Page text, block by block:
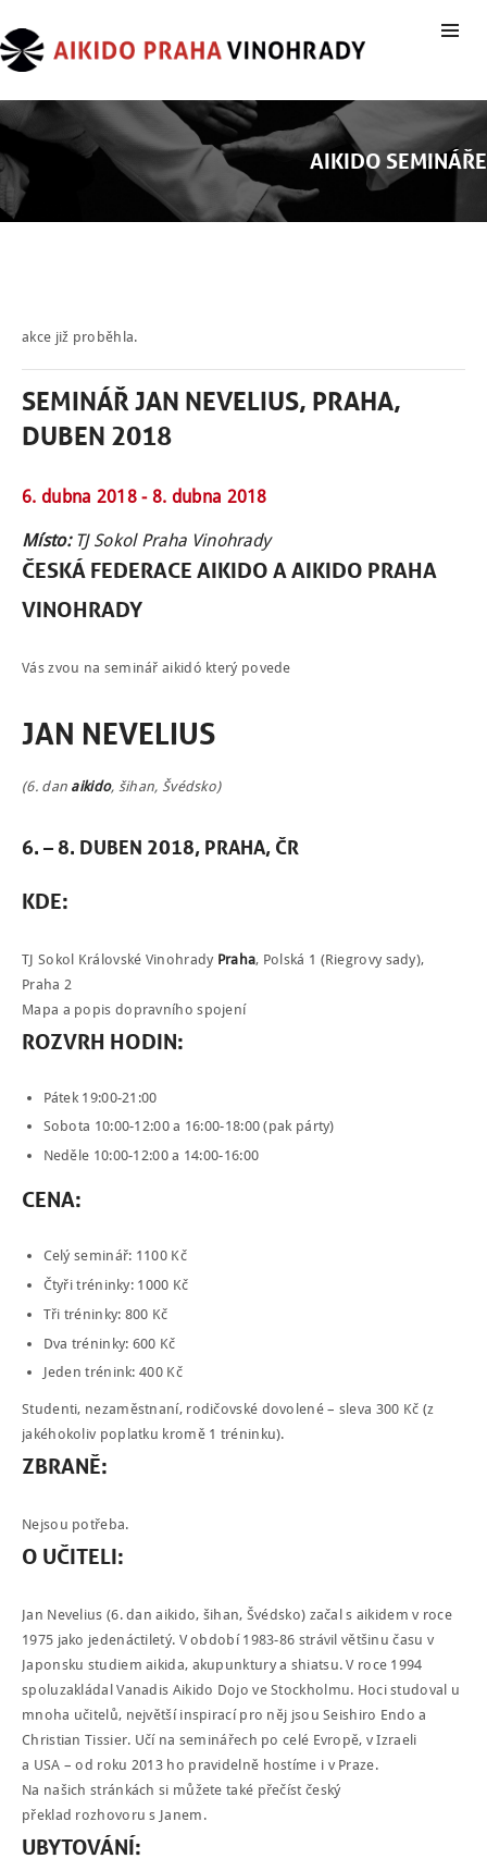
AIKIDO SEMINÁŘE
ROZVRH
SEMINÁŘE
PRO FIRMY
O NÁS
KONTAKT
akce již proběhla.
SEMINÁŘ JAN NEVELIUS, PRAHA,
DUBEN 2018
6. dubna 2018 - 8. dubna 2018
Místo: TJ Sokol Praha Vinohrady
ČESKÁ FEDERACE AIKIDO A AIKIDO PRAHA
VINOHRADY
Vás zvou na seminář aikidó který povede
JAN NEVELIUS
(6. dan aikido, šihan, Švédsko)
6. – 8. DUBEN 2018, PRAHA, ČR
KDE:
TJ Sokol Královské Vinohrady Praha, Polská 1 (Riegrovy sady),
Praha 2
Mapa a popis dopravního spojení
ROZVRH HODIN:
Pátek 19:00-21:00
Sobota 10:00-12:00 a 16:00-18:00 (pak párty)
Neděle 10:00-12:00 a 14:00-16:00
CENA:
Celý seminář: 1100 Kč
Čtyři tréninky: 1000 Kč
Tři tréninky: 800 Kč
Dva tréninky: 600 Kč
Jeden trénink: 400 Kč
Studenti, nezaměstnaní, rodičovské dovolené – sleva 300 Kč (z
jakéhokoliv poplatku kromě 1 tréninku).
ZBRANĚ:
Nejsou potřeba.
O UČITELI:
Jan Nevelius (6. dan aikido, šihan, Švédsko) začal s aikidem v roce
1975 jako jedenáctiletý. V období 1983-86 strávil většinu času v
Japonsku studiem aikida, akupunktury a shiatsu. V roce 1994
spoluzakládal Vanadis Aikido Dojo ve Stockholmu. Hoci studoval u
mnoha učitelů, největší inspirací pro něj jsou Seishiro Endo a
Christian Tissier. Učí na seminářech po celé Evropě, v Izraeli
a USA – od roku 2013 ho pravidelně hostíme i v Praze.
Na našich stránkách si můžete také přečíst český
překlad rozhovoru s Janem .
UBYTOVÁNÍ: